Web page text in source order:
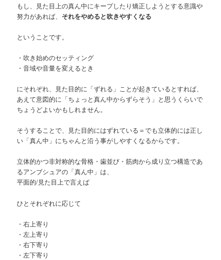
もし、見た目上の真ん中にキープしたり矯正しようとする意識や
努力があれば、 それをやめると吹きやすくなる
ということです。
・吹き始めのセッティング
・音域や音量を変えるとき
にそれぞれ、見た目的に「ずれる」ことが起きているとすれば、
あえて意図的に「ちょっと真ん中からずらそう」と思うくらいで
ちょうどよいかもしれません。
そうすることで、見た目的にはずれている＝でも立体的には正し
い「真ん中」にちゃんと沿う事がしやすくなるからです。
立体的かつ非対称的な骨格・歯並び・筋肉から成り立つ構造であ
るアンブシュアの「真ん中」は、
平面的/見た目上で言えば
ひとそれぞれに応じて
・右上寄り
・左上寄り
・右下寄り
・左下寄り